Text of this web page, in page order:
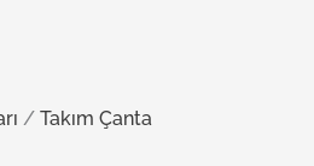
/Takım Çanta